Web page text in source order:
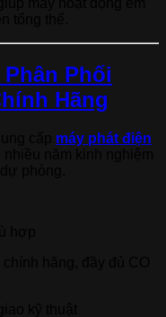
Phân Phối
Hãng
máy phát điện